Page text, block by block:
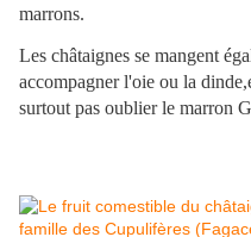
marrons.
Les châtaignes se mangent
accompagner l'oie ou la
surtout pas oublier le marron